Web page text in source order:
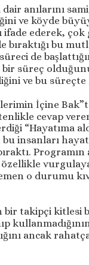
anılarını
ve köyde
ifade ederek,
bıraktığı bu
de
süreç
ve bu süreçte
İçine
cevap
“Hayatıma
bu insanları
o durumu
bir takipçi kitlesi
ancak